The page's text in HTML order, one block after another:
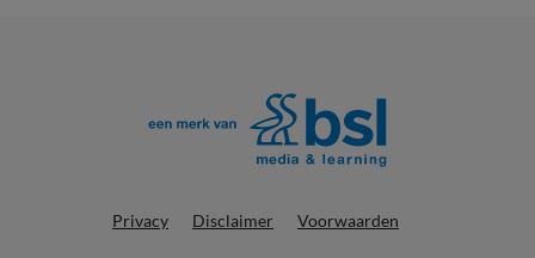
Privacy Disclaimer Voorwaarden